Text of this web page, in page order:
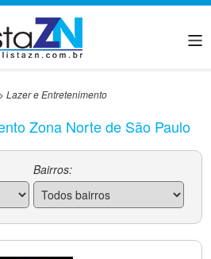
Lazer e Entretenimento
Zona Norte de São Paulo
Bairros: